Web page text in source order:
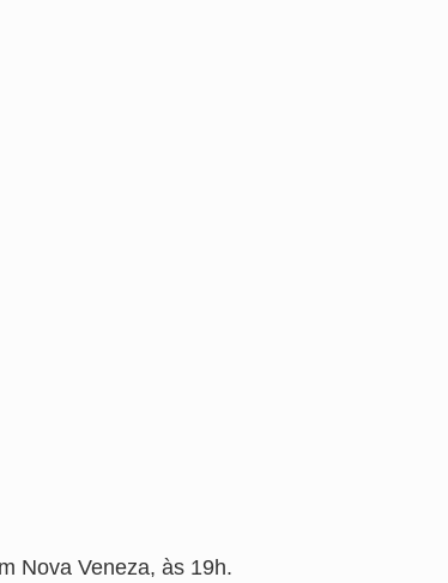
Nova Veneza, às 19h.